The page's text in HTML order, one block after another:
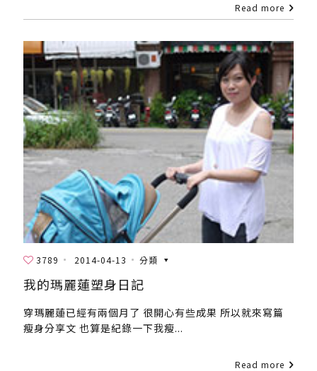
Read more
3789 2014-04-13 分類
我的瑪麗蓮塑身日記
穿瑪麗蓮已經有兩個月了 很開心有些成果 所以就來寫篇
瘦身分享文 也算是紀錄一下我瘦...
Read more